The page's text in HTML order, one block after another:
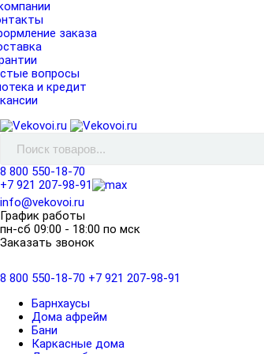
заказа
вопросы
и кредит
8 800 550-18-70
+7 921 207-98-91
info@vekovoi.ru
График работы
пн-сб 09:00 - 18:00 по мск
Заказать звонок
8 800 550-18-70 +7 921 207-98-91
Барнхаусы
Дома афрейм
Бани
Каркасные дома